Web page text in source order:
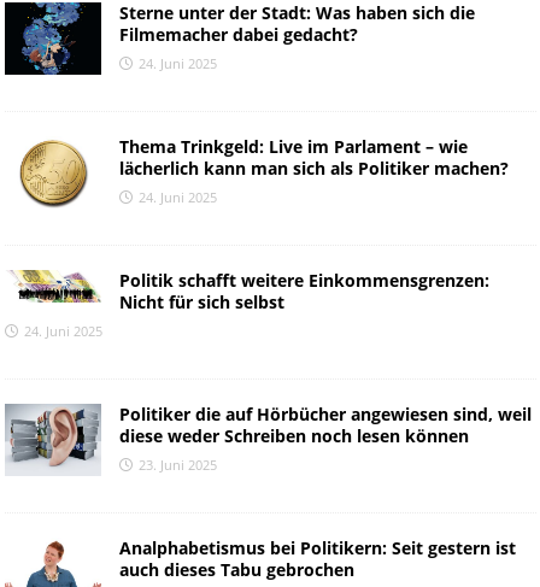
Sterne unter der Stadt: Was haben sich die
Filmemacher dabei gedacht?
24. Juni 2025
Thema Trinkgeld: Live im Parlament – wie
lächerlich kann man sich als Politiker machen?
24. Juni 2025
Politik schafft weitere Einkommensgrenzen:
Nicht für sich selbst
24. Juni 2025
Politiker die auf Hörbücher angewiesen sind, weil
diese weder Schreiben noch lesen können
23. Juni 2025
Analphabetismus bei Politikern: Seit gestern ist
auch dieses Tabu gebrochen